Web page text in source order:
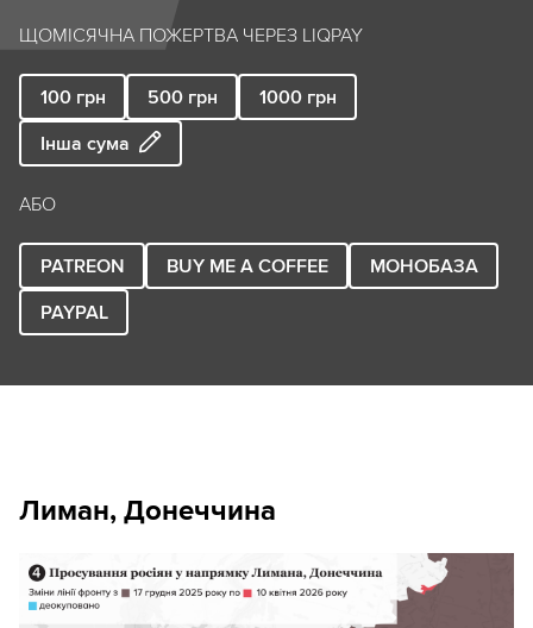
ЩОМІСЯЧНА ПОЖЕРТВА ЧЕРЕЗ LIQPAY
100 грн 500 грн 1000 грн
Інша сума
АБО
PATREON BUY ME A COFFEE
МОНОБАЗА
PAYPAL
Лиман, Донеччина